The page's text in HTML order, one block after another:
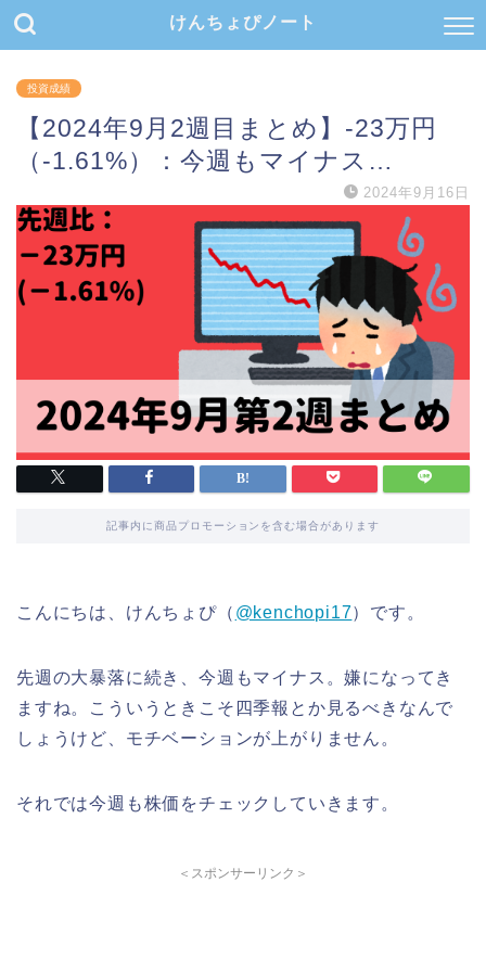
けんちょぴノート
投資成績
【2024年9月2週目まとめ】-23万円
（-1.61%）：今週もマイナス…
2024年9月16日
記事内に商品プロモーションを含む場合があります
こんにちは、けんちょぴ（ @kenchopi17）です。
先週の大暴落に続き、今週もマイナス。嫌になってき
ますね。こういうときこそ四季報とか見るべきなんで
しょうけど、モチベーションが上がりません。
それでは今週も株価をチェックしていきます。
＜スポンサーリンク＞